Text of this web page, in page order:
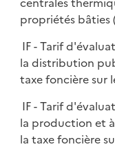
propriétés bâties
IF - Tarif
la distribution
taxe foncière sur
IF - Tarif
la production et
la taxe foncière